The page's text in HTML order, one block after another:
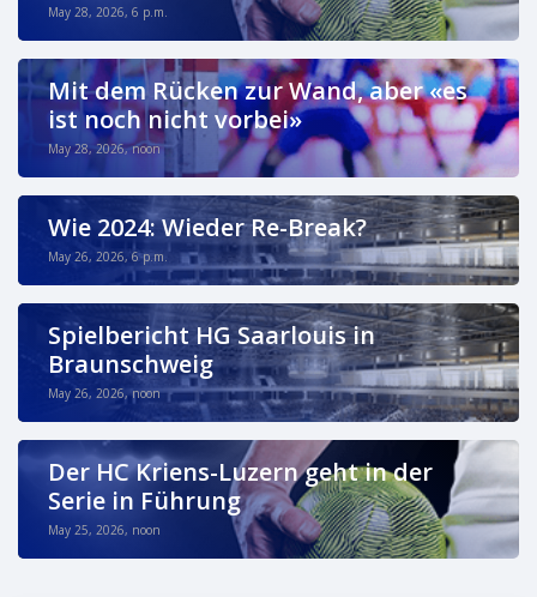
May 28, 2026, 6 p.m.
Mit dem Rücken zur Wand, aber «es
ist noch nicht vorbei»
May 28, 2026, noon
Wie 2024: Wieder Re-Break?
May 26, 2026, 6 p.m.
Spielbericht HG Saarlouis in
Braunschweig
May 26, 2026, noon
Der HC Kriens-Luzern geht in der
Serie in Führung
May 25, 2026, noon